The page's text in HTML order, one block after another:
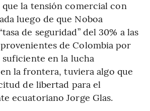
la tensión comercial con
luego de que Noboa
de seguridad” del 30% a las
de Colombia por
en la lucha
la frontera, tuviera algo que
de libertad para el
ecuatoriano Jorge Glas.